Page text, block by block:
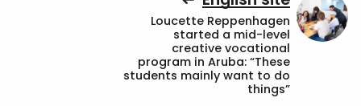
Loucette Reppenhagen
started a mid-level
creative vocational
program in Aruba: “These
students mainly want to do
things”